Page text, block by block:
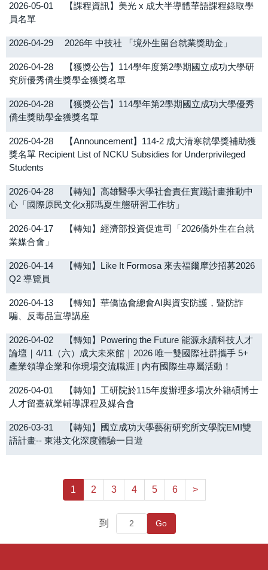
2026-05-01
【課程資訊】美光 x 成大半導體華語課程錄取學
員名單
2026-04-29 2026年 中技社 「境外生留台就業獎助金」
2026-04-28
【獲獎公告】114學年度第2學期國立成功大學研
究所優秀僑生獎學金獲獎名單
2026-04-28
【獲獎公告】114學年第2學期國立成功大學優秀
僑生獎助學金獲獎名單
2026-04-28
【Announcement】114-2 成大清寒就學獎補助獲
獎名單 Recipient List of NCKU Subsidies for Underprivileged
Students
2026-04-28
【轉知】高雄醫學大學社會責任實踐計畫推動中
心「國際原民文化x那瑪夏生態研習工作坊」
2026-04-17
【轉知】經濟部投資促進司「2026僑外生在台就
業媒合會」
2026-04-14
【轉知】Like It Formosa 來去福爾摩沙招募2026
Q2 導覽員
2026-04-13
【轉知】華僑協會總會AI與資安防護，暨防詐
騙、反毒品宣導講座
2026-04-02
【轉知】Powering the Future 能源永續科技人才
論壇｜4/11（六）成大未來館｜2026 唯一雙國際社群攜手 5+
產業領導企業和你現場交流職涯 | 内有國際生專屬活動！
2026-04-01
【轉知】工研院於115年度辦理多場次外籍碩博士
人才留臺就業輔導課程及媒合會
2026-03-31
【轉知】國立成功大學藝術研究所文學院EMI雙
語計畫-- 東港文化深度體驗一日遊
1 2 3 4 5 6 >
到 Go